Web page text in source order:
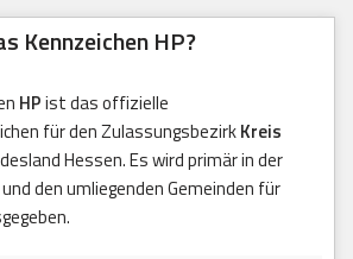
Kennzeichen HP?
HPist das offizielle
für den ZulassungsbezirkKreis
Hessen. Es wird primär in der
und den umliegenden Gemeinden für